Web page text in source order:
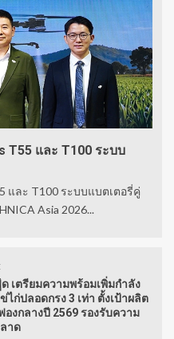
T55 และ T100 ระบบ
และ T100 ระบบแบตเตอรี่คู่
Asia 2026...
เตรียมความพร้อมเพิ่มกำลัง
ไก่ปลอดกรง 3 เท่า ตั้งเป้าผลิต
องกลางปี 2569 รองรับความ
าด